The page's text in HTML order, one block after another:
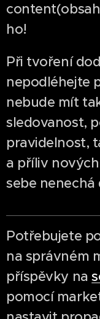
ho!
Při tvoření
nepodléhejte
nebude mít
sledovanost,
pravidelnost,
a příliv
sebe
Potřebujete
na správném
příspěvky na
pomocí